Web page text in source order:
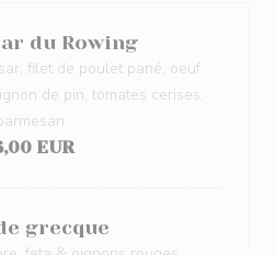
du Rowing
filet de poulet pané, oeuf
de pin, tomates cerises,
EUR
grecque